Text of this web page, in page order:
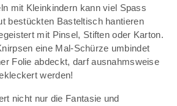
mit Kleinkindern kann viel Spass
bestückten Basteltisch hantieren
mit Pinsel, Stiften oder Karton.
eine Mal-Schürze umbindet
Folie abdeckt, darf ausnahmsweise
werden!
nicht nur die Fantasie und